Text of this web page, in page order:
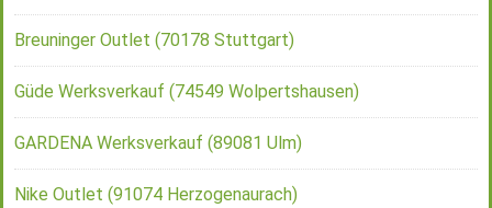
Breuninger Outlet (70178 Stuttgart)
Güde Werksverkauf (74549 Wolpertshausen)
GARDENA Werksverkauf (89081 Ulm)
Nike Outlet (91074 Herzogenaurach)